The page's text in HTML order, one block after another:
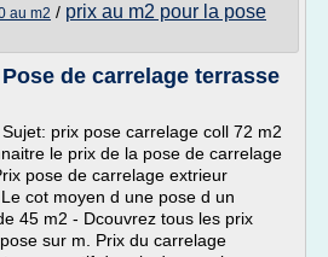
au m2 / prix au m2 pour la pose
de carrelage terrasse
prix pose carrelage coll 72 m2
le prix de la pose de carrelage
pose de carrelage extrieur
cot moyen d une pose d un
45 m2 - Dcouvrez tous les prix
sur m. Prix du carrelage